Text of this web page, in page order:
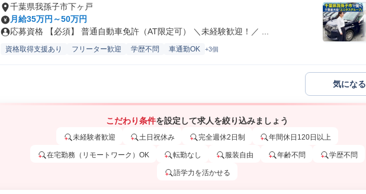
千葉県我孫子市下ヶ戸
月給35万円～50万円
応募資格 【必須】 普通自動車免許（AT限定可） ＼未経験歓迎！／ ...
資格取得支援あり フリーター歓迎 学歴不問 車通勤OK +3個
気になる
こだわり条件を設定して求人を絞り込みましょう
未経験者歓迎 土日祝休み 完全週休2日制 年間休日120日以上
在宅勤務（リモートワーク）OK 転勤なし 服装自由 年齢不問 学歴不問
語学力を活かせる